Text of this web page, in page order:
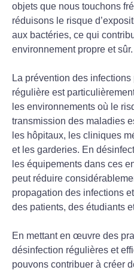
objets que nous touchons
réduisons le risque
aux bactéries, ce qui
environnement propre et sûr.
La prévention des
régulière est
les environnements où le
transmission des maladies
les hôpitaux, les cliniques
et les garderies. En
les équipements dans ces
peut réduire
propagation des infections
des patients, des étudiants
En mettant en œuvre des
désinfection régulières et
pouvons contribuer à créer